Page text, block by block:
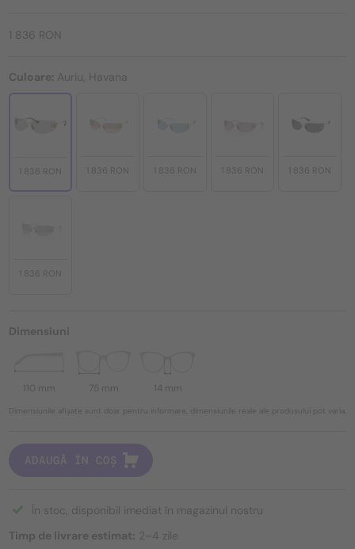
1 836 RON
Culoare: Auriu, Havana
1 836 RON 1 836 RON 1 836 RON 1 836 RON 1 836 RON
1 836 RON
Dimensiuni
110 mm 75 mm 14 mm
Dimensiunile afișate sunt doar pentru informare, dimensiunile reale ale produsului pot varia.
ADAUGĂ ÎN COȘ
În stoc, disponibil imediat în magazinul nostru
Timp de livrare estimat: 2–4 zile